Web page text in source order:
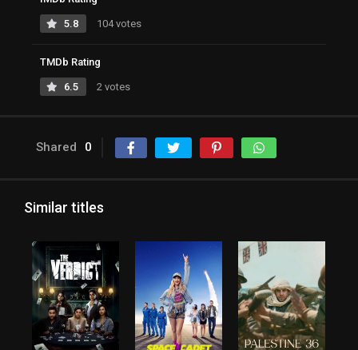
5.8 104 votes
TMDb Rating
6.5 2 votes
Shared 0
Similar titles